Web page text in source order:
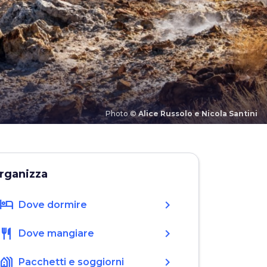
Photo ©Alice Russolo e Nicola Santini
hotel Dove dormire chevron_right
restaurant Dove mangiare chevron_right
holiday_village Pacchetti e soggiorni chevron_right